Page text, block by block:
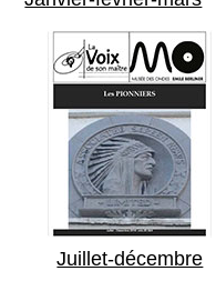
Juillet-décembre